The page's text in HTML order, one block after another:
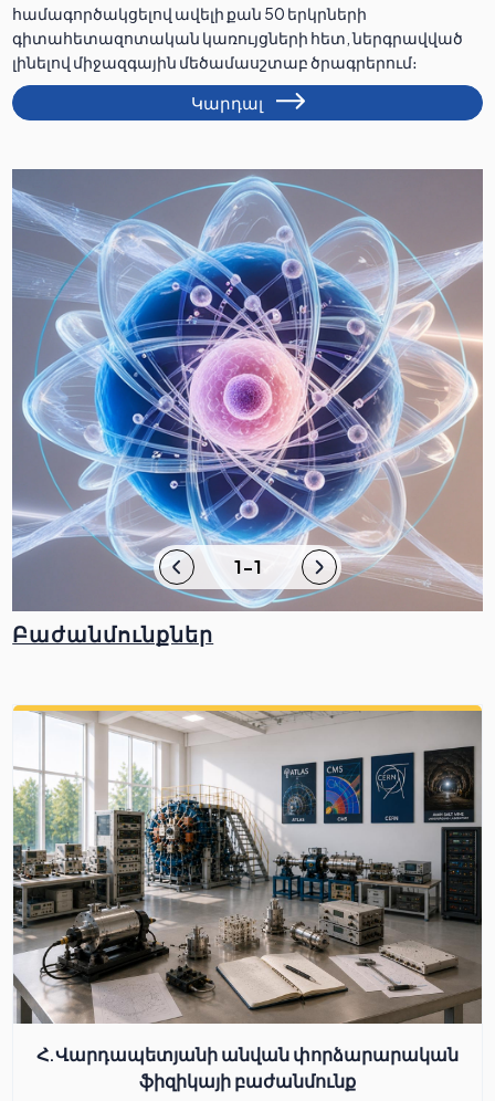
համագործակցելով ավելի քան 50 երկրների
գիտահետազոտական կառույցների հետ, ներգրավված
լինելով միջազգային մեծամասշտաբ ծրագրերում։
Կարդալ
1-1
Բաժանմունքներ
Հ.Վարդապետյանի անվան փորձարարական
ֆիզիկայի բաժանմունք